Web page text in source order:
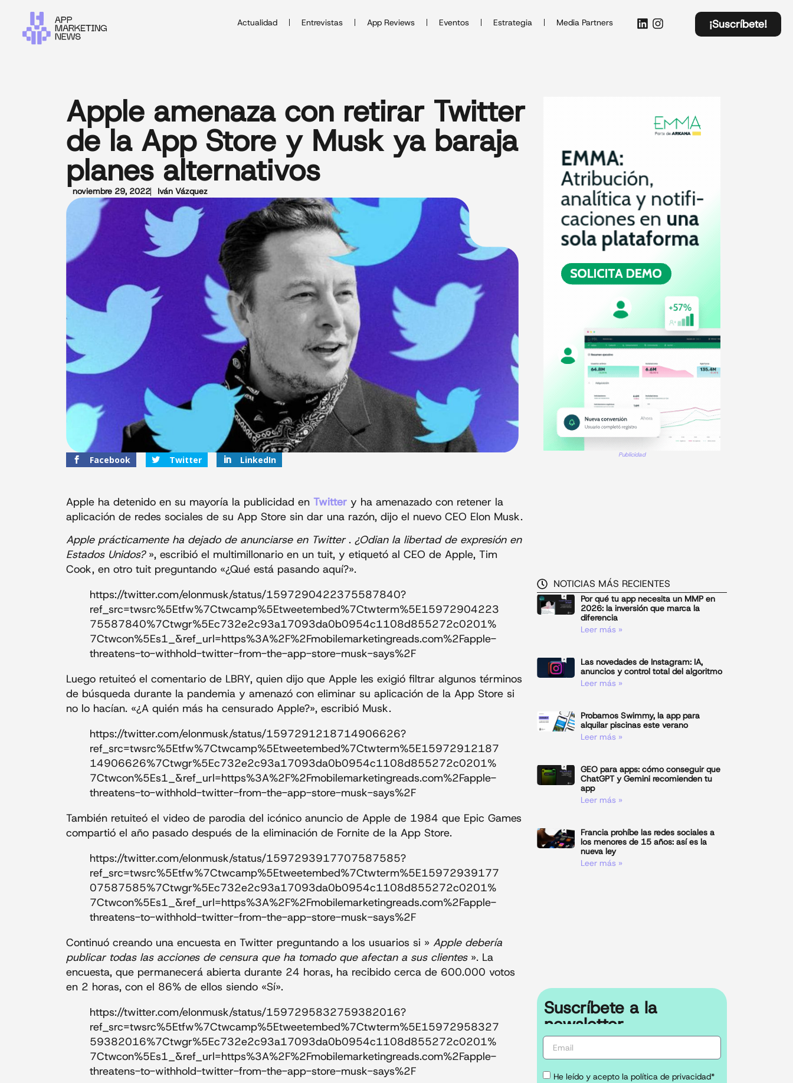
Actualidad Entrevistas App Reviews Eventos Estrategia Media Partners ¡Suscríbete!
Apple amenaza con retirar Twitter
de la App Store y Musk ya baraja
planes alternativos
noviembre 29, 2022 Iván Vázquez
Facebook Twitter LinkedIn
Apple ha detenido en su mayoría la publicidad en Twitter y ha amenazado con retener la
aplicación de redes sociales de su App Store sin dar una razón, dijo el nuevo CEO Elon Musk.
Apple prácticamente ha dejado de anunciarse en Twitter. ¿Odian la libertad de expresión en
Estados Unidos? », escribió el multimillonario en un tuit, y etiquetó al CEO de Apple, Tim
Cook, en otro tuit preguntando «¿Qué está pasando aquí?».
https://twitter.com/elonmusk/status/1597290422375587840?
ref_src=twsrc%5Etfw%7Ctwcamp%5Etweetembed%7Ctwterm%5E15972904223
75587840%7Ctwgr%5Ec732e2c93a17093da0b0954c1108d855272c0201%
7Ctwcon%5Es1_&ref_url=https%3A%2F%2Fmobilemarketingreads.com%2Fapple-
threatens-to-withhold-twitter-from-the-app-store-musk-says%2F
Luego retuiteó el comentario de LBRY, quien dijo que Apple les exigió filtrar algunos términos
de búsqueda durante la pandemia y amenazó con eliminar su aplicación de la App Store si
no lo hacían. «¿A quién más ha censurado Apple?», escribió Musk.
https://twitter.com/elonmusk/status/1597291218714906626?
ref_src=twsrc%5Etfw%7Ctwcamp%5Etweetembed%7Ctwterm%5E15972912187
14906626%7Ctwgr%5Ec732e2c93a17093da0b0954c1108d855272c0201%
7Ctwcon%5Es1_&ref_url=https%3A%2F%2Fmobilemarketingreads.com%2Fapple-
threatens-to-withhold-twitter-from-the-app-store-musk-says%2F
También retuiteó el video de parodia del icónico anuncio de Apple de 1984 que Epic Games
compartió el año pasado después de la eliminación de Fornite de la App Store.
https://twitter.com/elonmusk/status/1597293917707587585?
ref_src=twsrc%5Etfw%7Ctwcamp%5Etweetembed%7Ctwterm%5E15972939177
07587585%7Ctwgr%5Ec732e2c93a17093da0b0954c1108d855272c0201%
7Ctwcon%5Es1_&ref_url=https%3A%2F%2Fmobilemarketingreads.com%2Fapple-
threatens-to-withhold-twitter-from-the-app-store-musk-says%2F
Continuó creando una encuesta en Twitter preguntando a los usuarios si » Apple debería
publicar todas las acciones de censura que ha tomado que afectan a sus clientes». La
encuesta, que permanecerá abierta durante 24 horas, ha recibido cerca de 600.000 votos
en 2 horas, con el 86% de ellos siendo «Sí».
https://twitter.com/elonmusk/status/1597295832759382016?
ref_src=twsrc%5Etfw%7Ctwcamp%5Etweetembed%7Ctwterm%5E15972958327
59382016%7Ctwgr%5Ec732e2c93a17093da0b0954c1108d855272c0201%
7Ctwcon%5Es1_&ref_url=https%3A%2F%2Fmobilemarketingreads.com%2Fapple-
threatens-to-withhold-twitter-from-the-app-store-musk-says%2F
Publicidad
NOTICIAS MÁS RECIENTES
Por qué tu app necesita un MMP en
2026: la inversión que marca la
diferencia
Leer más »
Las novedades de Instagram: IA,
anuncios y control total del algoritmo
Leer más »
Probamos Swimmy, la app para
alquilar piscinas este verano
Leer más »
GEO para apps: cómo conseguir que
ChatGPT y Gemini recomienden tu
app
Leer más »
Francia prohíbe las redes sociales a
los menores de 15 años: así es la
nueva ley
Leer más »
Suscríbete a la
newsletter
He leído y acepto la política de privacidad*